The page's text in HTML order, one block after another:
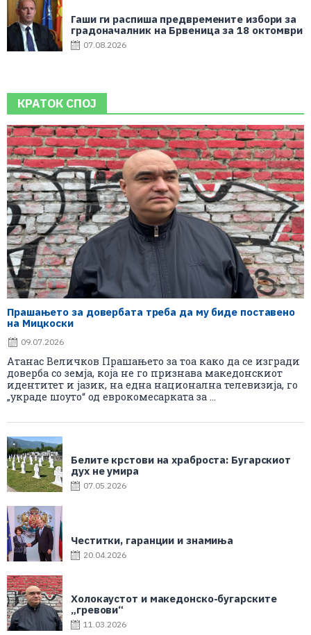
Гаши ги распиша предвремените избори за
градоначалник на Брвеница за 18 октомври
07.08.2026
КРАТОК СПОЈ
Прашањето за довербата треба да му биде поставено
на Мицкоски
09.07.2026
Атанас Величков Прашањето за тоа како да се изгради
доверба со земја, која не го признава македонскиот
идентитет и јазик, на една национална телевизија, го
„украде шоуто“ од еврокомесарката за ...
Белите крстови на храброста: Бугарскиот
дух не умира
07.05.2026
Честитки, гаранции и знамиња
20.04.2026
Холокаустот и македонско-бугарските
„гревови“
11.03.2026